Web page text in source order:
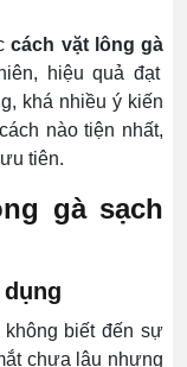
cách vặt lông gà
hiệu quả đạt
khá nhiều ý kiến
nào tiện nhất,
tiên.
gà sạch
biết đến sự
chưa lâu nhưng